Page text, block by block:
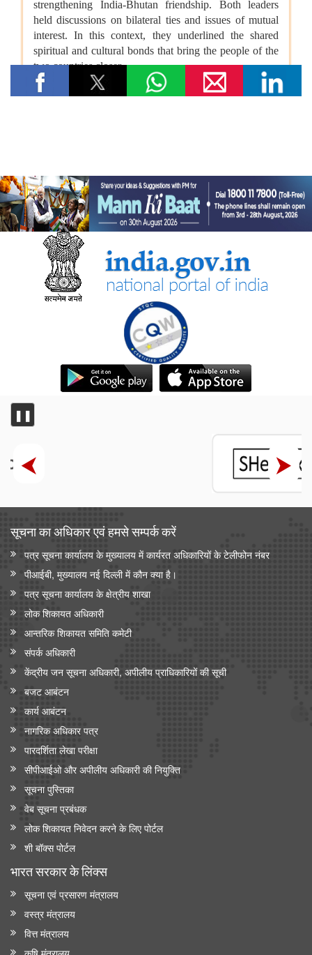
❚❚
सूचना का अधिकार एवं हमसे सम्‍पर्क करें
पत्र सूचना कार्यालय के मुख्यालय में कार्यरत अधिकारियों के टेलीफोन नंबर
पीआईबी, मुख्यालय नई दिल्ली में कौन क्या है।
पत्र सूचना कार्यालय के क्षेत्रीय शाखा
लोक शिकायत अधिकारी
आन्‍तरिक शिकायत समिति कमेटी
संपर्क अधिकारी
केंद्रीय जन सूचना अधिकारी, अपीलीय प्राधिकारियों की सूची
बजट आबंटन
कार्य आबंटन
नागरिक अधिकार पत्र
पारदर्शिता लेखा परीक्षा
सीपीआईओ और अपी‍लीय अधिकारी की नियुक्ति
सूचना पुस्तिका
वेब सूचना प्रबंधक
लोक शिकायत निवेदन करने के लिए पोर्टल
शी बॉक्स पोर्टल
भारत सरकार के लिंक्‍स
सूचना एवं प्रसारण मंत्रालय
वस्त्र मंत्रालय
वित्त मंत्रालय